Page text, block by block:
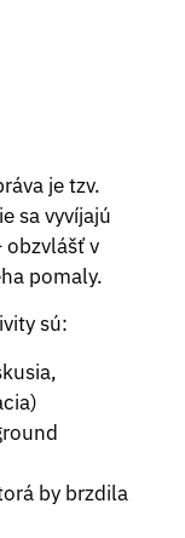
je tzv.
sa vyvíjajú
obzvlášť v
pomaly.
sú:
by brzdila